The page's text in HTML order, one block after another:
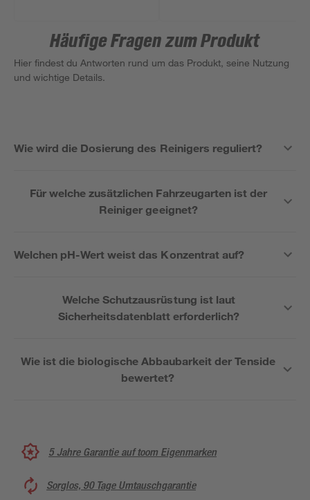
Häufige Fragen zum Produkt
Hier findest du Antworten rund um das Produkt, seine Nutzung
und wichtige Details.
Wie wird die Dosierung des Reinigers reguliert?
Für welche zusätzlichen Fahrzeugarten ist der
Reiniger geeignet?
Welchen pH-Wert weist das Konzentrat auf?
Welche Schutzausrüstung ist laut
Sicherheitsdatenblatt erforderlich?
Wie ist die biologische Abbaubarkeit der Tenside
bewertet?
5 Jahre Garantie auf toom Eigenmarken
Sorglos, 90 Tage Umtauschgarantie